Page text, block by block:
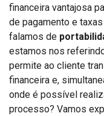
financeira vantajosa
de pagamento e
falamos de
estamos nos
permite ao cliente
financeira e,
onde é possível
processo? Vamos